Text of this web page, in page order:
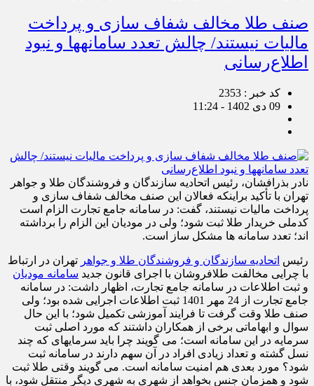
صنف طلا مخالف شفاف سازی و پرداخت
مالیات نیستند/ چالش تعدد سامانه‎ها و نبود
اطلاع‌رسانی
کد خبر : 2353
09 دی 1402 - 11:24
نادر بذرافشان، رئیس اتحادیه سازندگان و فروشندگان طلا و جواهر
تهران با تأکید براینکه فعالان این صنف مخالف شفاف سازی و
پرداخت مالیات نیستند، گفت: در سامانه جامع تجارت الزام است
کدملی خریدار طلا ثبت شود؛ ولی در مودیان این الزام را برداشته
اند؛ تعدد سامانه ها مشکل ساز است.
رئیس اتحادیه سازندگان و فروشندگان طلا و جواهر تهران در ارتباط
با چرایی مخالفت طلافروشان با اجرای قانون جدید سامانه مودیان
و ثبت اطلاعات در سامانه جامع تجارت، اظهار داشت: در سامانه
جامع تجارت از 24 مهر 1401 ثبت اطلاعات اجرایی شده بود؛ ولی
صنف طلا وقت گرفت تا فرایند آموزشی تکمیل شود؛ با این حال
سوال و ابهاماتی برخی از همکاران داشتند که مورد اصلی ثبت
سرمایه در این سامانه است؛ می گویند چرا باید سرمایه‎ای که چند
نسل گشته و تعداد زیادی افراد در آن سهم دارند در سامانه ثبت
شود؟ مورد بعدی هم امنیت سامانه است. می گویند وقتی طلا ثبت
شود و همزمان جنس بخواهد از شهری به شهری دیگر منتقل شود، با